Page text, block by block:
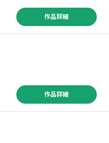
作品詳細
作品詳細